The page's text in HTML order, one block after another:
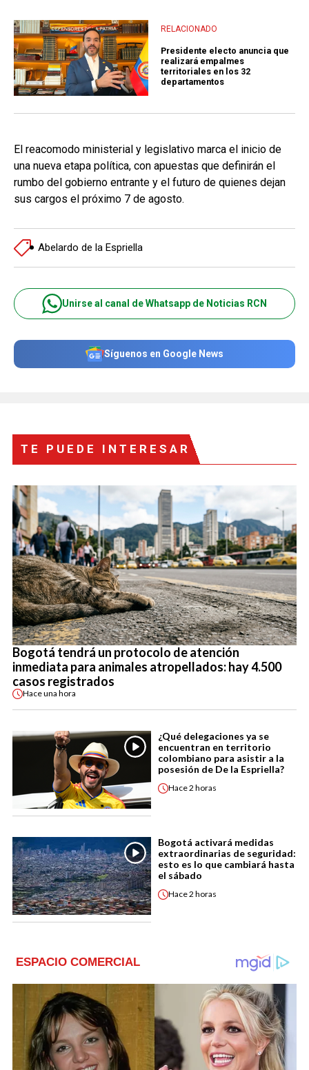
RELACIONADO
Presidente electo anuncia que
realizará empalmes
territoriales en los 32
departamentos
El reacomodo ministerial y legislativo marca el inicio de
una nueva etapa política, con apuestas que definirán el
rumbo del gobierno entrante y el futuro de quienes dejan
sus cargos el próximo 7 de agosto.
Abelardo de la Espriella
Unirse al canal de Whatsapp de Noticias RCN
Síguenos en Google News
TE PUEDE INTERESAR
Bogotá tendrá un protocolo de atención
inmediata para animales atropellados: hay 4.500
casos registrados
Haceuna hora
¿Qué delegaciones ya se
encuentran en territorio
colombiano para asistir a la
posesión de De la Espriella?
Hace2 horas
Bogotá activará medidas
extraordinarias de seguridad:
esto es lo que cambiará hasta
el sábado
Hace2 horas